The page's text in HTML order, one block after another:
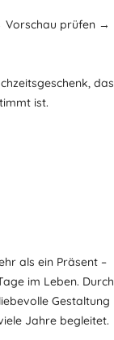
Vorschau prüfen →
das
ist.
als ein Präsent –
im Leben. Durch
Gestaltung
Jahre begleitet.